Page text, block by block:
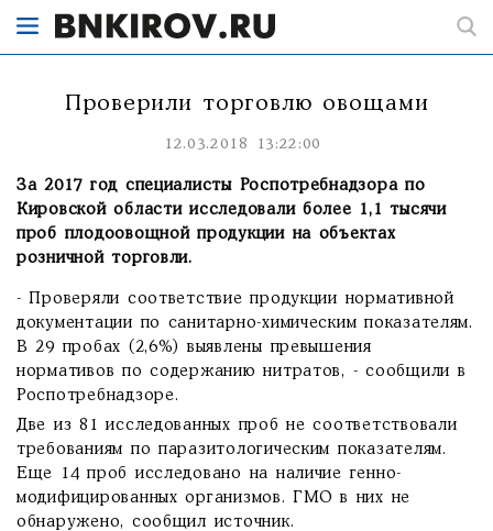
Проверили торговлю овощами
12.03.2018 13:22:00
За 2017 год специалисты Роспотребнадзора по
Кировской области исследовали более 1,1 тысячи
проб плодоовощной продукции на объектах
розничной торговли.
- Проверяли соответствие продукции нормативной
документации по санитарно-химическим показателям.
В 29 пробах (2,6%) выявлены превышения
нормативов по содержанию нитратов, - сообщили в
Роспотребнадзоре.
Две из 81 исследованных проб не соответствовали
требованиям по паразитологическим показателям.
Еще 14 проб исследовано на наличие генно-
модифицированных организмов. ГМО в них не
обнаружено, сообщил источник.